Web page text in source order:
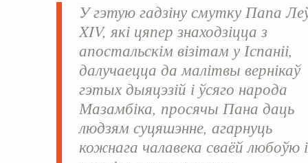
У гэтую гадзіну смутку Папа
XIV, які цяпер знаходзіцца з
апостальскім візітам у Іспаніі,
далучаецца да малітвы вернікаў
гэтых дыяцэзій і ўсяго народа
Мазамбіка, просячы Пана даць
людзям суцяшэнне, агарнуць
кожнага чалавека сваёй любоўю і